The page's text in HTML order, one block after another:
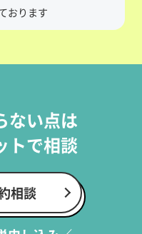
おります
ない点は
トで相談
相談